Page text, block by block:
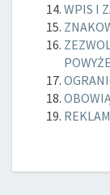
WPIS I